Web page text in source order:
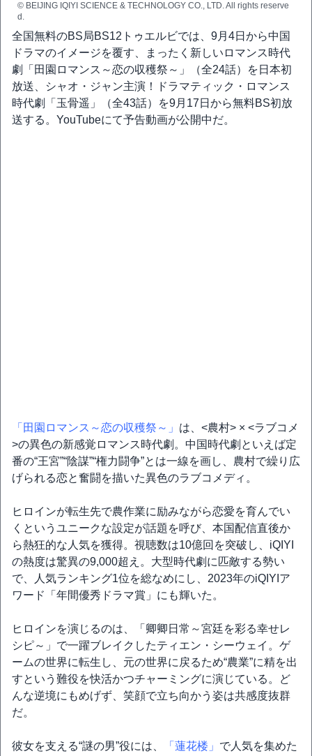
© BEIJING IQIYI SCIENCE & TECHNOLOGY CO., LTD. All rights reserve
d.
全国無料のBS局BS12トゥエルビでは、9月4日から中国
ドラマのイメージを覆す、まったく新しいロマンス時代
劇「田園ロマンス～恋の収穫祭～」（全24話）を日本初
放送、シャオ・ジャン主演！ドラマティック・ロマンス
時代劇「玉骨遥」（全43話）を9月17日から無料BS初放
送する。YouTubeにて予告動画が公開中だ。
「田園ロマンス～恋の収穫祭～」 は、<農村> × <ラブコメ
>の異色の新感覚ロマンス時代劇。中国時代劇といえば定
番の“王宮”“陰謀”“権力闘争”とは一線を画し、農村で繰り広
げられる恋と奮闘を描いた異色のラブコメディ。
ヒロインが転生先で農作業に励みながら恋愛を育んでい
くというユニークな設定が話題を呼び、本国配信直後か
ら熱狂的な人気を獲得。視聴数は10億回を突破し、iQIYI
の熱度は驚異の9,000超え。大型時代劇に匹敵する勢い
で、人気ランキング1位を総なめにし、2023年のiQIYIア
ワード「年間優秀ドラマ賞」にも輝いた。
ヒロインを演じるのは、「卿卿日常～宮廷を彩る幸せレ
シピ～」で一躍ブレイクしたティエン・シーウェイ。ゲ
ームの世界に転生し、元の世界に戻るため“農業”に精を出
すという難役を快活かつチャーミングに演じている。ど
んな逆境にもめげず、笑顔で立ち向かう姿は共感度抜群
だ。
彼女を支える“謎の男”役には、 「蓮花楼」 で人気を集めた